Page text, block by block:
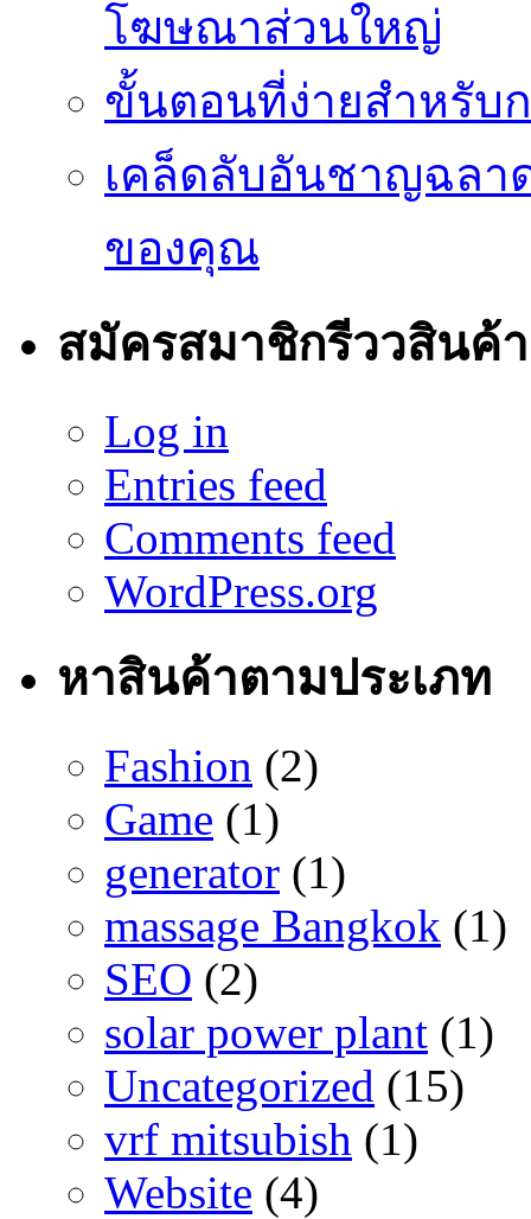
โฆษณาส่วนใหญ่
ขั้นตอนที่ง่ายสำหรับ
เคล็ดลับอันชาญฉลา
ของคุณ
สมัครสมาชิกรีววสินค้า
Log in
Entries feed
Comments feed
WordPress.org
หาสินค้าตามประเภท
Fashion (2)
Game (1)
generator (1)
massage Bangkok (1)
SEO (2)
solar power plant (1)
Uncategorized (15)
vrf mitsubish (1)
Website (4)